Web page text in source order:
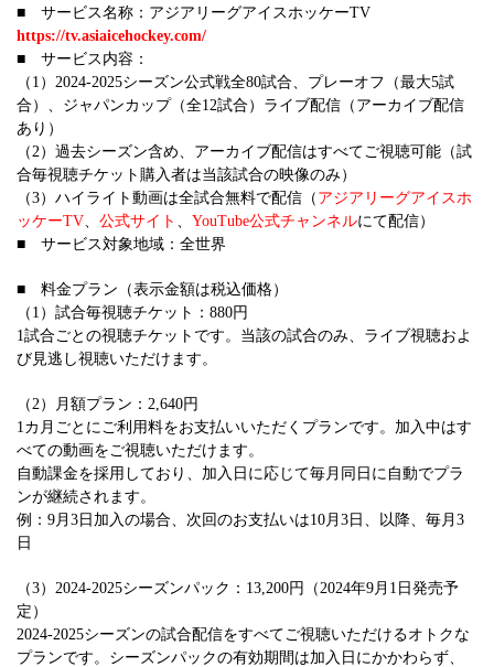
■ サービス名称：アジアリーグアイスホッケーTV
https://tv.asiaicehockey.com/
■ サービス内容：
（1）2024-2025シーズン公式戦全80試合、プレーオフ（最大5試
合）、ジャパンカップ（全12試合）ライブ配信（アーカイブ配信
あり）
（2）過去シーズン含め、アーカイブ配信はすべてご視聴可能（試
合毎視聴チケット購入者は当該試合の映像のみ）
（3）ハイライト動画は全試合無料で配信（ アジアリーグアイスホ
ッケーTV、 公式サイト 、 YouTube公式チャンネルにて配信）
■ サービス対象地域：全世界
■ 料金プラン（表示金額は税込価格）
（1）試合毎視聴チケット：880円
1試合ごとの視聴チケットです。当該の試合のみ、ライブ視聴およ
び見逃し視聴いただけます。
（2）月額プラン：2,640円
1カ月ごとにご利用料をお支払いいただくプランです。加入中はす
べての動画をご視聴いただけます。
自動課金を採用しており、加入日に応じて毎月同日に自動でプラ
ンが継続されます。
例：9月3日加入の場合、次回のお支払いは10月3日、以降、毎月3
日
（3）2024-2025シーズンパック：13,200円（2024年9月1日発売予
定）
2024-2025シーズンの試合配信をすべてご視聴いただけるオトクな
プランです。シーズンパックの有効期間は加入日にかかわらず、